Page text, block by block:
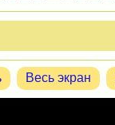
Весь экран